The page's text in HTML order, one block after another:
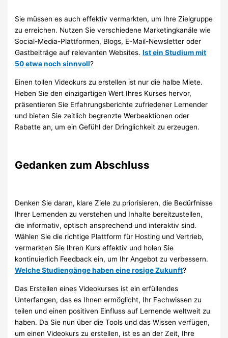
Sie müssen es auch effektiv vermarkten, um Ihre Zielgruppe
zu erreichen. Nutzen Sie verschiedene Marketingkanäle wie
Social-Media-Plattformen, Blogs, E-Mail-Newsletter oder
Gastbeiträge auf relevanten Websites.Ist ein Studium mit
50 etwa noch sinnvoll?
Einen tollen Videokurs zu erstellen ist nur die halbe Miete.
Heben Sie den einzigartigen Wert Ihres Kurses hervor,
präsentieren Sie Erfahrungsberichte zufriedener Lernender
und bieten Sie zeitlich begrenzte Werbeaktionen oder
Rabatte an, um ein Gefühl der Dringlichkeit zu erzeugen.
Gedanken zum Abschluss
Denken Sie daran, klare Ziele zu priorisieren, die Bedürfnisse
Ihrer Lernenden zu verstehen und Inhalte bereitzustellen,
die informativ, optisch ansprechend und interaktiv sind.
Wählen Sie die richtige Plattform für Hosting und Vertrieb,
vermarkten Sie Ihren Kurs effektiv und holen Sie
kontinuierlich Feedback ein, um Ihr Angebot zu verbessern.
Welche Studiengänge haben eine rosige Zukunft?
Das Erstellen eines Videokurses ist ein erfüllendes
Unterfangen, das es Ihnen ermöglicht, Ihr Fachwissen zu
teilen und einen positiven Einfluss auf Lernende weltweit zu
haben. Da Sie nun über die Tools und das Wissen verfügen,
um einen Videokurs zu erstellen, ist es an der Zeit, Ihre